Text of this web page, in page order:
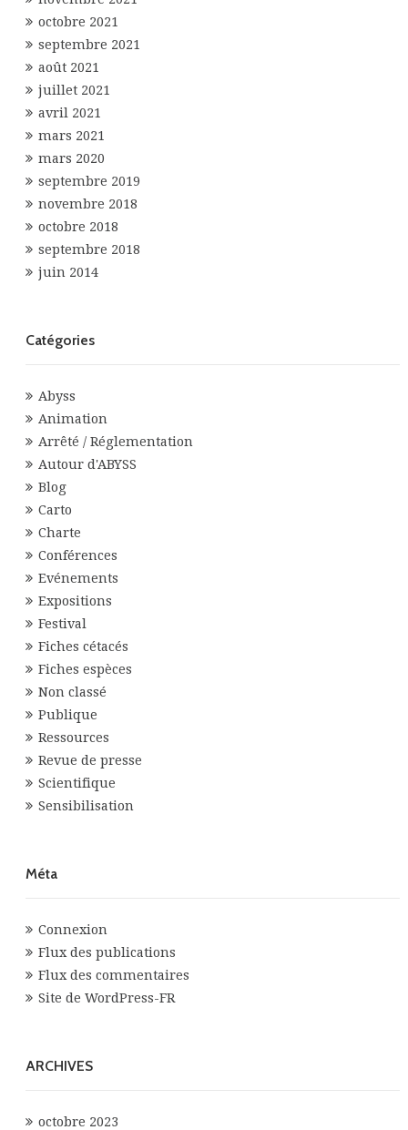
octobre 2021
septembre 2021
août 2021
juillet 2021
avril 2021
mars 2021
mars 2020
septembre 2019
novembre 2018
octobre 2018
septembre 2018
juin 2014
Catégories
Abyss
Animation
Arrêté / Réglementation
Autour d'ABYSS
Blog
Carto
Charte
Conférences
Evénements
Expositions
Festival
Fiches cétacés
Fiches espèces
Non classé
Publique
Ressources
Revue de presse
Scientifique
Sensibilisation
Méta
Connexion
Flux des publications
Flux des commentaires
Site de WordPress-FR
ARCHIVES
octobre 2023